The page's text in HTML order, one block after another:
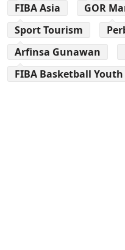
FIBA Asia GOR
Sport Tourism
Arfinsa Gunawan
FIBA Basketball